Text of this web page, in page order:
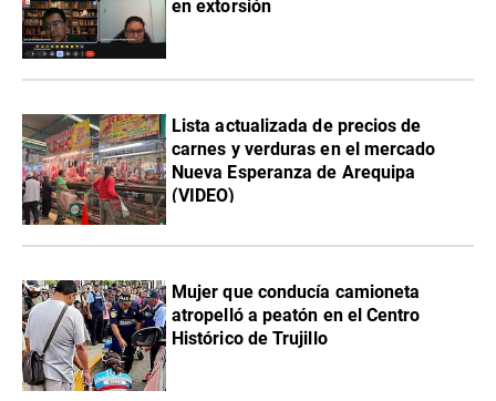
en extorsión
Lista actualizada de precios de
carnes y verduras en el mercado
Nueva Esperanza de Arequipa
(VIDEO)
Mujer que conducía camioneta
atropelló a peatón en el Centro
Histórico de Trujillo